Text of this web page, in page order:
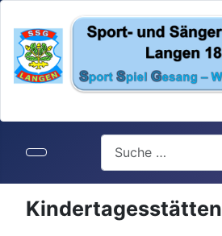
Search
Kindertagesstätten